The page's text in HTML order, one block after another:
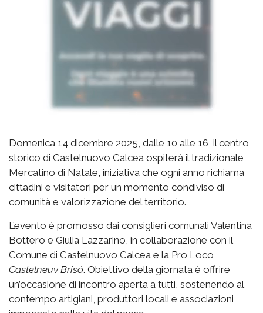
Domenica 14 dicembre 2025, dalle 10 alle 16, il centro
storico di Castelnuovo Calcea ospiterà il tradizionale
Mercatino di Natale, iniziativa che ogni anno richiama
cittadini e visitatori per un momento condiviso di
comunità e valorizzazione del territorio.
L’evento è promosso dai consiglieri comunali Valentina
Bottero e Giulia Lazzarino, in collaborazione con il
Comune di Castelnuovo Calcea e la Pro Loco
Castelneuv Brisó. Obiettivo della giornata è offrire
un’occasione di incontro aperta a tutti, sostenendo al
contempo artigiani, produttori locali e associazioni